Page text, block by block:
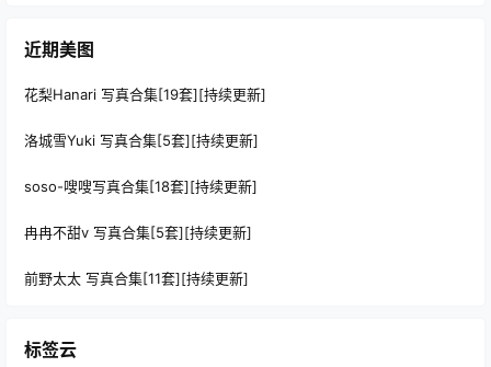
近期美图
花梨Hanari 写真合集[19套][持续更新]
洛城雪Yuki 写真合集[5套][持续更新]
soso-嗖嗖写真合集[18套][持续更新]
冉冉不甜v 写真合集[5套][持续更新]
前野太太 写真合集[11套][持续更新]
标签云